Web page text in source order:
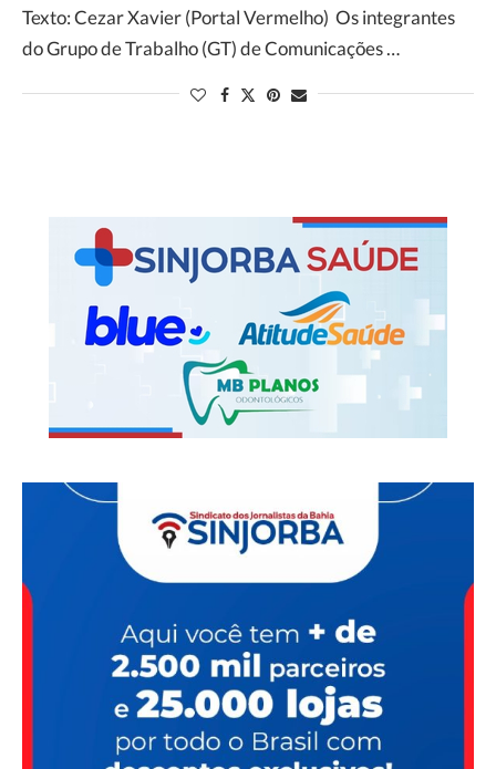
Texto: Cezar Xavier (Portal Vermelho) Os integrantes
do Grupo de Trabalho (GT) de Comunicações …